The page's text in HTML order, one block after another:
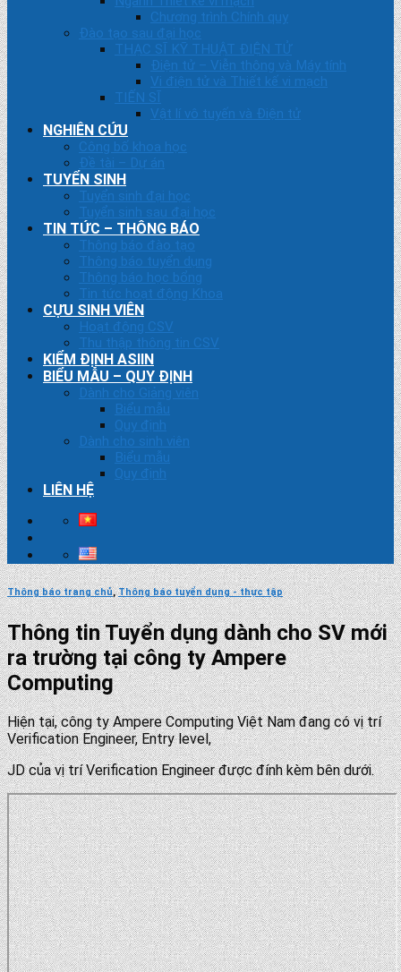
Chương trình Chính quy
Đào tạo sau đại học
THẠC SĨ KỸ THUẬT ĐIỆN TỬ
Điện tử – Viễn thông và Máy tính
Vi điện tử và Thiết kế vi mạch
TIẾN SĨ
Vật lí vô tuyến và Điện tử
NGHIÊN CỨU
Công bố khoa học
Đề tài – Dự án
TUYỂN SINH
Tuyển sinh đại học
Tuyển sinh sau đại học
TIN TỨC – THÔNG BÁO
Thông báo đào tạo
Thông báo tuyển dụng
Thông báo học bổng
Tin tức hoạt động Khoa
CỰU SINH VIÊN
Hoạt động CSV
Thu thập thông tin CSV
KIỂM ĐỊNH ASIIN
BIỂU MẪU – QUY ĐỊNH
Dành cho Giảng viên
Biểu mẫu
Quy định
Dành cho sinh viên
Biểu mẫu
Quy định
LIÊN HỆ
Thông báo trang chủ,Thông báo tuyển dụng - thực tập
Thông tin Tuyển dụng dành cho SV mới
ra trường tại công ty Ampere
Computing
Hiện tại, công tyAmpereComputing Việt Nam đang có vị trí
Verification Engineer, Entry level,
JD của vị trí Verification Engineer được đính kèm bên dưới.